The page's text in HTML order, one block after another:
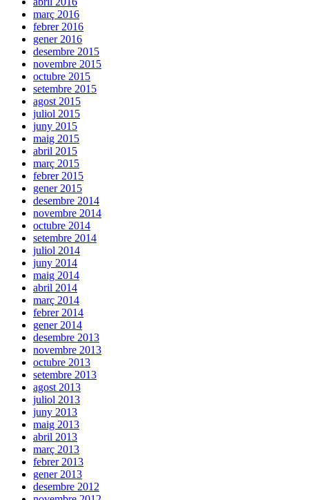
març 2016
febrer 2016
gener 2016
desembre 2015
novembre 2015
octubre 2015
setembre 2015
agost 2015
juliol 2015
juny 2015
maig 2015
abril 2015
març 2015
febrer 2015
gener 2015
desembre 2014
novembre 2014
octubre 2014
setembre 2014
juliol 2014
juny 2014
maig 2014
abril 2014
març 2014
febrer 2014
gener 2014
desembre 2013
novembre 2013
octubre 2013
setembre 2013
agost 2013
juliol 2013
juny 2013
maig 2013
abril 2013
març 2013
febrer 2013
gener 2013
desembre 2012